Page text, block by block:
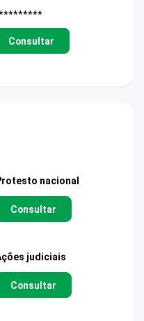
Consultar
nacional
Consultar
judiciais
Consultar